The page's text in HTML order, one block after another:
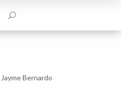
U
Jayme Bernardo